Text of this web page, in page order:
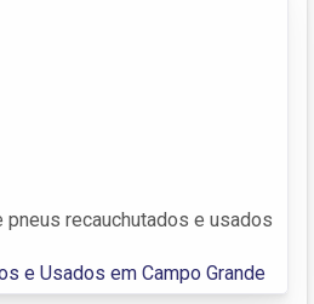
recauchutados e usados
e Usados em Campo Grande